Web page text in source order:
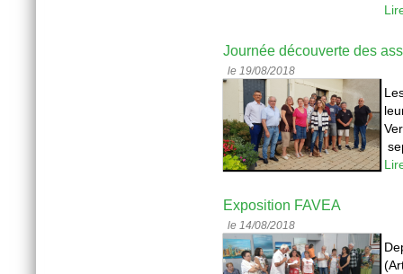
Journée découverte des
le 19/08/2018
Exposition FAVEA
le 14/08/2018